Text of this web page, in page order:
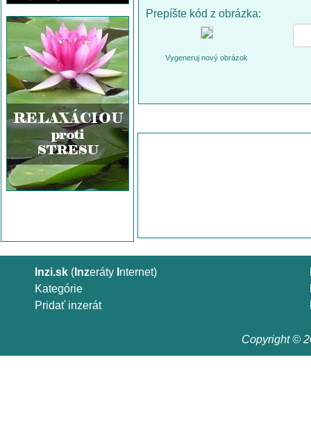
Prepíšte kód z obrázka:
Vygeneruj nový obrázok
Inzi.sk ( Inzeráty nternet)
Kategórie
Pridať inzerát
Copyright ©